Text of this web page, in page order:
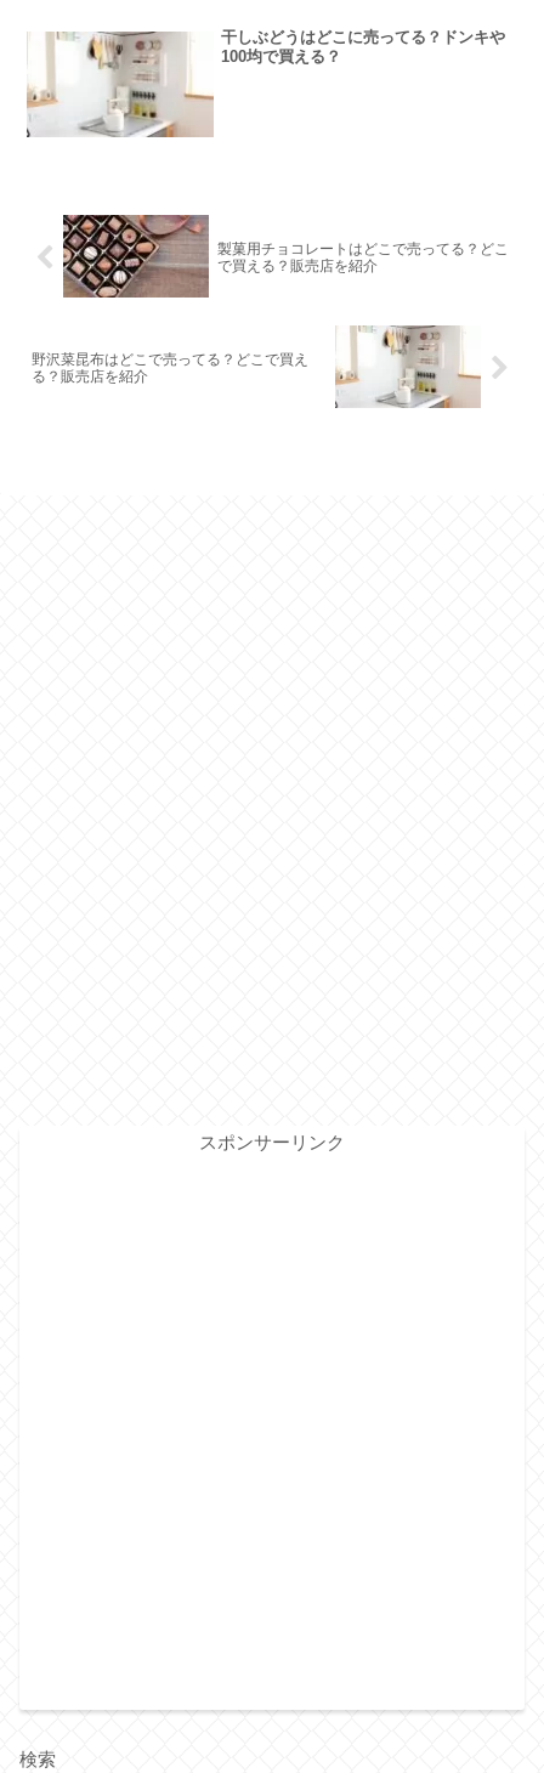
干しぶどうはどこに売ってる？ドンキや
100均で買える？
製菓用チョコレートはどこで売ってる？どこ
で買える？販売店を紹介
野沢菜昆布はどこで売ってる？どこで買え
る？販売店を紹介
スポンサーリンク
検索